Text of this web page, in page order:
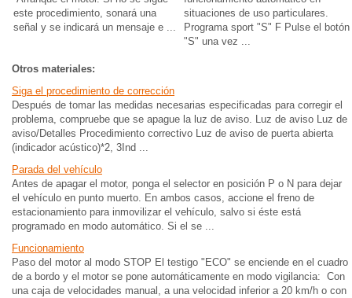
este procedimiento, sonará una
señal y se indicará un mensaje e ...
situaciones de uso particulares.
Programa sport "S" F Pulse el botón
"S" una vez ...
Otros materiales:
Siga el procedimiento de corrección
Después de tomar las medidas necesarias especificadas para corregir el
problema, compruebe que se apague la luz de aviso. Luz de aviso Luz de
aviso/Detalles Procedimiento correctivo Luz de aviso de puerta abierta
(indicador acústico)*2, 3Ind ...
Parada del vehículo
Antes de apagar el motor, ponga el selector en posición P o N para dejar
el vehículo en punto muerto. En ambos casos, accione el freno de
estacionamiento para inmovilizar el vehículo, salvo si éste está
programado en modo automático. Si el se ...
Funcionamiento
Paso del motor al modo STOP El testigo "ECO" se enciende en el cuadro
de a bordo y el motor se pone automáticamente en modo vigilancia: Con
una caja de velocidades manual, a una velocidad inferior a 20 km/h o con